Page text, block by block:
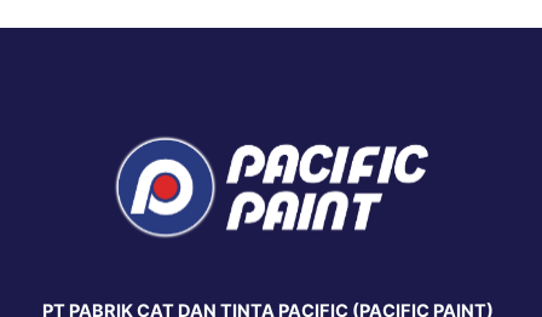
PT PABRIK CAT DAN TINTA PACIFIC (PACIFIC PAINT)